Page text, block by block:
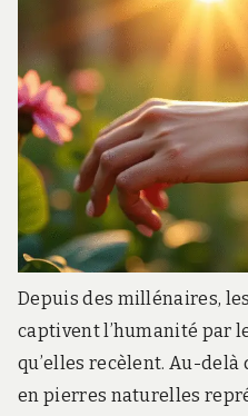
Depuis des millénaires,
captivent l’humanité par
qu’elles recèlent. Au-
en pierres naturelles